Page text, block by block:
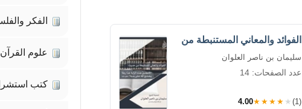
الفوائد والمعاني المستنبطة من
سليمان بن ناصر العلوان
عدد الصفحات: 14
4.00★★★★★ (1)
الفكر
علوم القرآن
كتب